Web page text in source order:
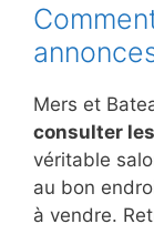
Mers et
consulter
véritable
au bon
à vendre.